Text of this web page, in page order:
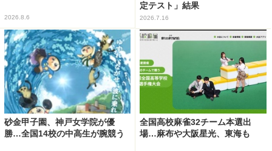
2026.8.6
定テスト」結果
2026.7.16
砂金甲子園、神戸女学院が優
勝…全国14校の中高生が腕競う
全国高校麻雀32チーム本選出
場…麻布や大阪星光、東海も